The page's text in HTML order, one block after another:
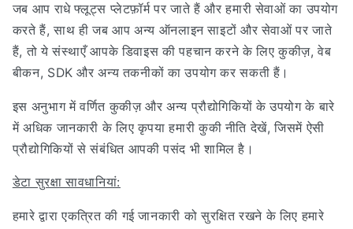
जब आप राधे फ्लूट्स प्लेटफ़ॉर्म पर जाते हैं और हमारी सेवाओं का उपयोग
करते हैं, साथ ही जब आप अन्य ऑनलाइन साइटों और सेवाओं पर जाते
हैं, तो ये संस्थाएँ आपके डिवाइस की पहचान करने के लिए कुकीज़, वेब
बीकन, SDK और अन्य तकनीकों का उपयोग कर सकती हैं।
इस अनुभाग में वर्णित कुकीज़ और अन्य प्रौद्योगिकियों के उपयोग के बारे
में अधिक जानकारी के लिए कृपया हमारी कुकी नीति देखें, जिसमें ऐसी
प्रौद्योगिकियों से संबंधित आपकी पसंद भी शामिल है।
डेटा सुरक्षा सावधानियां:
हमारे द्वारा एकत्रित की गई जानकारी को सुरक्षित रखने के लिए हमारे